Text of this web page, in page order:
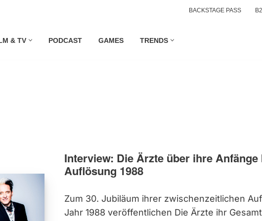
BACKSTAGE PASS
& TV PODCAST GAMES TRENDS
Interview: Die Ärzte über ihre
Auflösung 1988
Zum 30. Jubiläum ihrer zwischenzeitlichen
Jahr 1988 veröffentlichen Die Ärzte ihr